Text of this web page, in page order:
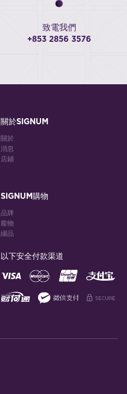
致電我們
+853 2856 3576
關於SIGNUM
關於
消息
店鋪
SIGNUM購物
品牌
龐物
綴品
以下安全付款渠道